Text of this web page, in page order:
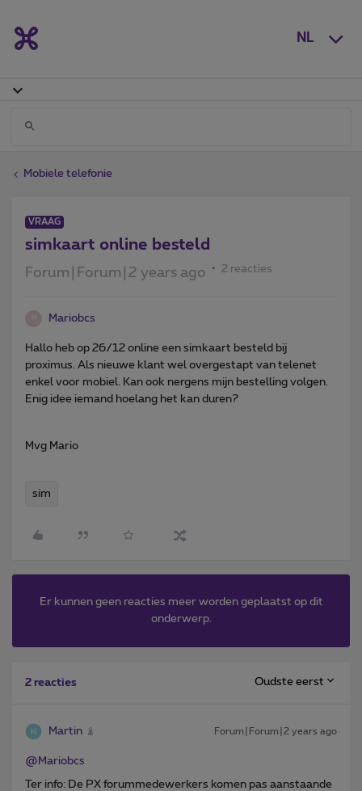
NL
Mobiele telefonie
VRAAG
simkaart online besteld
Forum|Forum|2 years ago 2 reacties
Mariobcs
Hallo heb op 26/12 online een simkaart besteld bij
proximus. Als nieuwe klant wel overgestapt van telenet
enkel voor mobiel. Kan ook nergens mijn bestelling volgen.
Enig idee iemand hoelang het kan duren?
Mvg Mario
sim
Er kunnen geen reacties meer worden geplaatst op dit
onderwerp.
2 reacties Oudste eerst
Martin Forum|Forum|2 years ago
@Mariobcs
Ter info: De PX forummedewerkers komen pas aanstaande